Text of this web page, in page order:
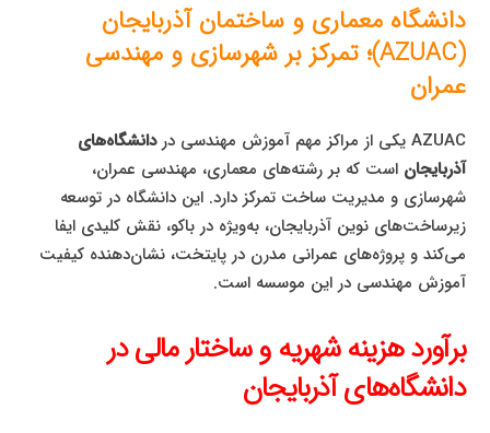
دانشگاه معماری و ساختمان آذربایجان
(AZUAC)؛ تمرکز بر شهرسازی و مهندسی
عمران
AZUAC یکی از مراکز مهم آموزش مهندسی در
دانشگاه‌های
آذربایجان است که بر رشته‌های معماری، مهندسی عمران،
شهرسازی و مدیریت ساخت تمرکز دارد. این دانشگاه در توسعه
زیرساخت‌های نوین آذربایجان، به‌ویژه در باکو، نقش کلیدی ایفا
می‌کند و پروژه‌های عمرانی مدرن در پایتخت، نشان‌دهنده کیفیت
آموزش مهندسی در این موسسه است.
برآورد هزینه شهریه و ساختار مالی در
دانشگاه‌های آذربایجان